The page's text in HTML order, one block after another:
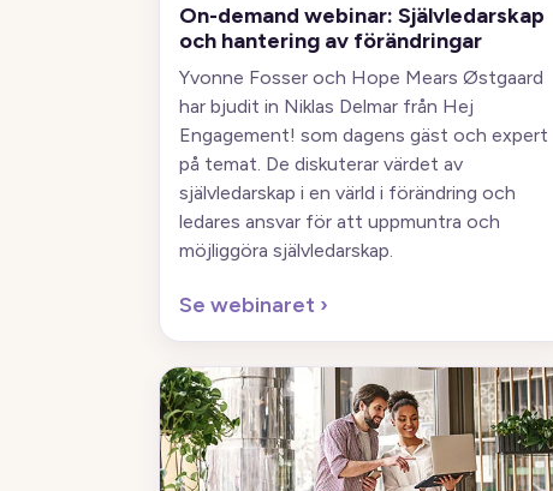
On-demand webinar: Självledarskap
och hantering av förändringar
Yvonne Fosser och Hope Mears Østgaard
har bjudit in Niklas Delmar från Hej
Engagement! som dagens gäst och expert
på temat. De diskuterar värdet av
självledarskap i en värld i förändring och
ledares ansvar för att uppmuntra och
möjliggöra självledarskap.
Se webinaret ›